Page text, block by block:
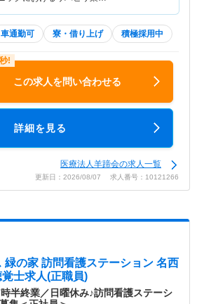
車通勤可 寮・借り上げ 積極採用中
この求人を問い合わせる
詳細を見る
医療法人羊蹄会の求人一覧
更新日：2026/08/07 求人番号：10121266
緑の家 訪問看護ステーション 名西
士求人(正職員)
半終業／日曜休み♪訪問看護ステーシ